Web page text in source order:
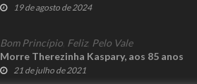
19 de agosto de 2024
Bom Princípio Feliz, Pelo Vale
Morre Therezinha Kaspary, aos 85 anos
21 de julho de 2021